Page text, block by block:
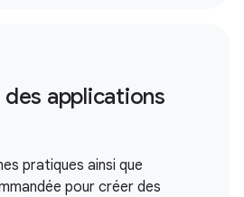
applications
pratiques ainsi que
pour créer des